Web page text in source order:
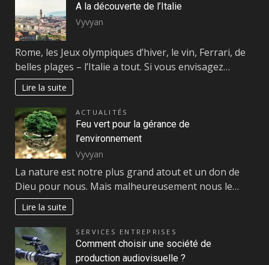
A la découverte de l’Italie
Vyvyan
Rome, les Jeux olympiques d’hiver, le vin, Ferrari, de
belles plages – l’Italie a tout. Si vous envisagez…
Lire la suite
ACTUALITÉS
Feu vert pour la gérance de
l’environnement
Vyvyan
La nature est notre plus grand atout et un don de
Dieu pour nous. Mais malheureusement nous le…
Lire la suite
SERVICES ENTREPRISES
Comment choisir une société de
production audiovisuelle ?